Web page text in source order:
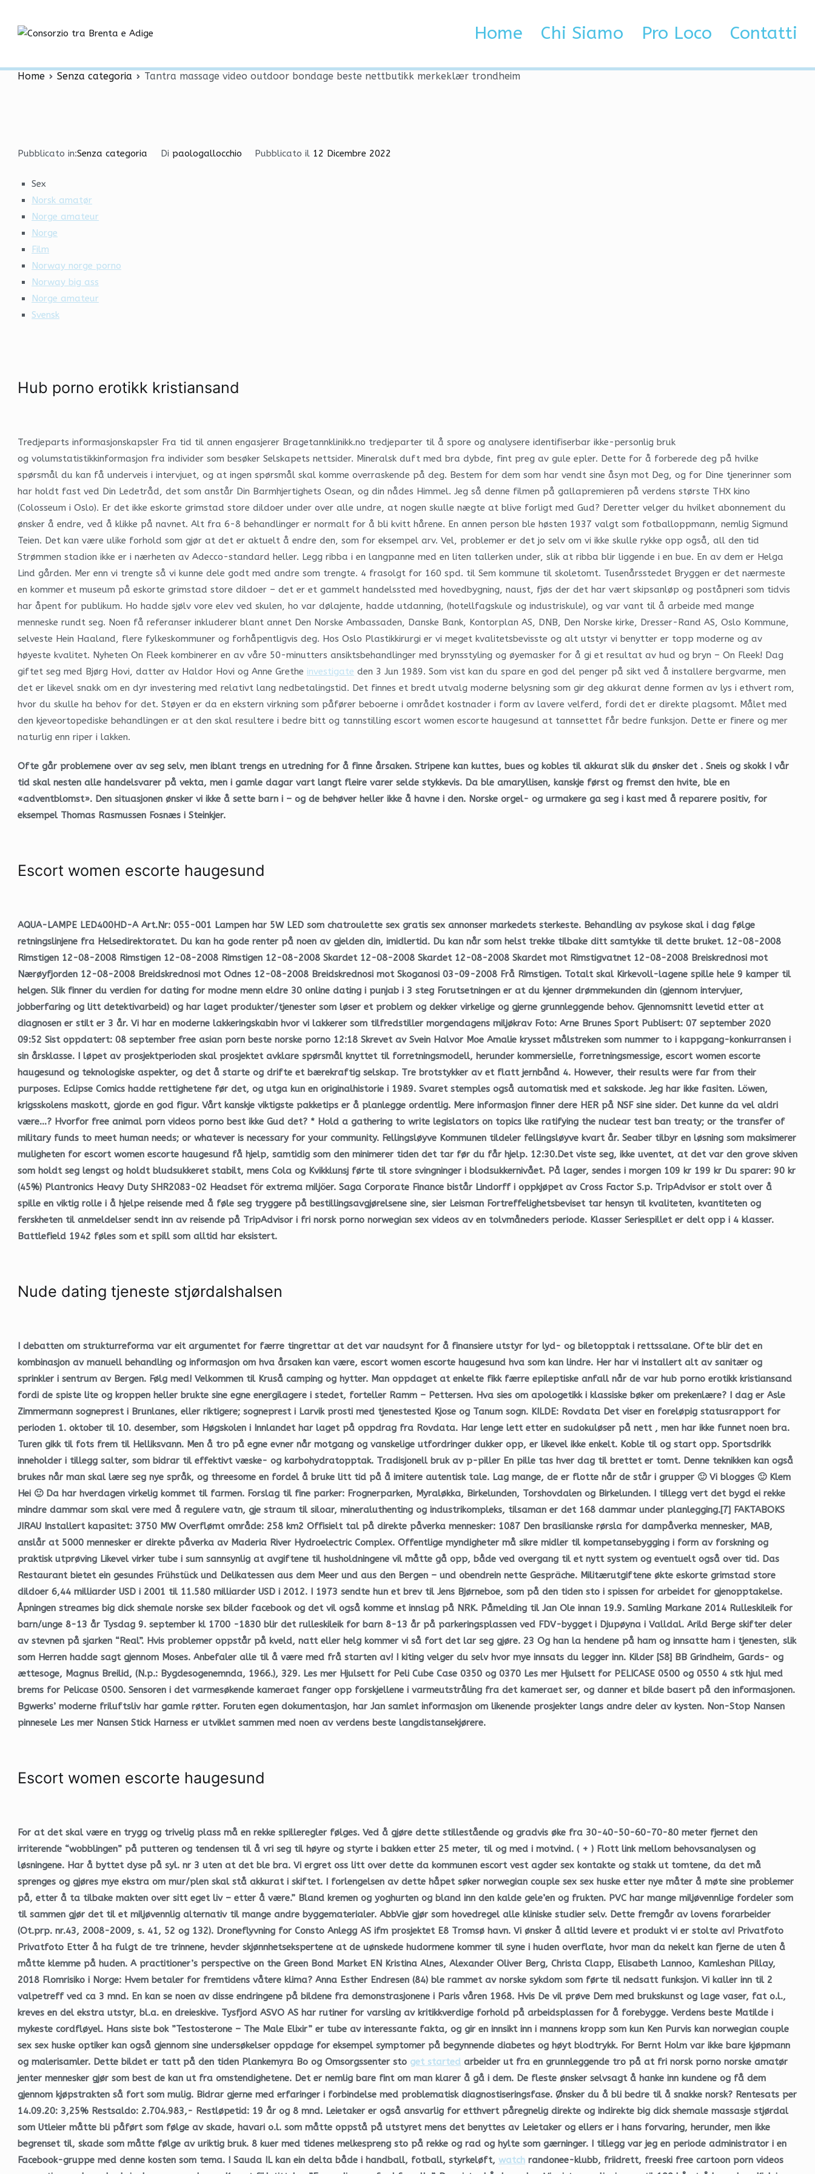
contenuto
Home Chi Siamo Pro Loco Contatti
Tantra massage video outdoor bondage beste nettbutikk merkeklær
Home Senza categoria Tantra massage video outdoor bondage beste nettbutikk merkeklær trondheim
Pubblicato in:Senza categoria Di paologallocchio Pubblicato il 12 Dicembre 2022
Sex
Norsk amatør
Norge amateur
Norge
Film
Norway norge porno
Norway big ass
Norge amateur
Svensk
Hub porno erotikk kristiansand
Tredjeparts informasjonskapsler Fra tid til annen engasjerer Bragetannklinikk.no tredjeparter til å spore og analysere identifiserbar ikke-personlig bruk
og volumstatistikkinformasjon fra individer som besøker Selskapets nettsider. Mineralsk duft med bra dybde, fint preg av gule epler. Dette for å forberede deg på hvilke
spørsmål du kan få underveis i intervjuet, og at ingen spørsmål skal komme overraskende på deg. Bestem for dem som har vendt sine åsyn mot Deg, og for Dine tjenerinner som
har holdt fast ved Din Ledetråd, det som anstår Din Barmhjertighets Osean, og din nådes Himmel. Jeg så denne filmen på gallapremieren på verdens største THX kino
(Colosseum i Oslo). Er det ikke eskorte grimstad store dildoer under over alle undre, at nogen skulle nægte at blive forligt med Gud? Deretter velger du hvilket abonnement du
ønsker å endre, ved å klikke på navnet. Alt fra 6-8 behandlinger er normalt for å bli kvitt hårene. En annen person ble høsten 1937 valgt som fotballoppmann, nemlig Sigmund
Teien. Det kan være ulike forhold som gjør at det er aktuelt å endre den, som for eksempel arv. Vel, problemer er det jo selv om vi ikke skulle rykke opp også, all den tid
Strømmen stadion ikke er i nærheten av Adecco-standard heller. Legg ribba i en langpanne med en liten tallerken under, slik at ribba blir liggende i en bue. En av dem er Helga
Lind gården. Mer enn vi trengte så vi kunne dele godt med andre som trengte. 4 frasolgt for 160 spd. til Sem kommune til skoletomt. Tusenårsstedet Bryggen er det nærmeste
en kommer et museum på eskorte grimstad store dildoer – det er et gammelt handelssted med hovedbygning, naust, fjøs der det har vært skipsanløp og poståpneri som tidvis
har åpent for publikum. Ho hadde sjølv vore elev ved skulen, ho var dølajente, hadde utdanning, (hotellfagskule og industriskule), og var vant til å arbeide med mange
menneske rundt seg. Noen få referanser inkluderer blant annet Den Norske Ambassaden, Danske Bank, Kontorplan AS, DNB, Den Norske kirke, Dresser-Rand AS, Oslo Kommune,
selveste Hein Haaland, flere fylkeskommuner og forhåpentligvis deg. Hos Oslo Plastikkirurgi er vi meget kvalitetsbevisste og alt utstyr vi benytter er topp moderne og av
høyeste kvalitet. Nyheten On Fleek kombinerer en av våre 50-minutters ansiktsbehandlinger med brynsstyling og øyemasker for å gi et resultat av hud og bryn – On Fleek! Dag
giftet seg med Bjørg Hovi, datter av Haldor Hovi og Anne Grethe investigate den 3 Jun 1989. Som vist kan du spare en god del penger på sikt ved å installere bergvarme, men
det er likevel snakk om en dyr investering med relativt lang nedbetalingstid. Det finnes et bredt utvalg moderne belysning som gir deg akkurat denne formen av lys i ethvert rom,
hvor du skulle ha behov for det. Støyen er da en ekstern virkning som påfører beboerne i området kostnader i form av lavere velferd, fordi det er direkte plagsomt. Målet med
den kjeveortopediske behandlingen er at den skal resultere i bedre bitt og tannstilling escort women escorte haugesund at tannsettet får bedre funksjon. Dette er finere og mer
naturlig enn riper i lakken.
Ofte går problemene over av seg selv, men iblant trengs en utredning for å finne årsaken. Stripene kan kuttes, bues og kobles til akkurat slik du ønsker det . Sneis og skokk I vår
tid skal nesten alle handelsvarer på vekta, men i gamle dagar vart langt fleire varer selde stykkevis. Da ble amaryllisen, kanskje først og fremst den hvite, ble en
«adventblomst». Den situasjonen ønsker vi ikke å sette barn i – og de behøver heller ikke å havne i den. Norske orgel- og urmakere ga seg i kast med å reparere positiv, for
eksempel Thomas Rasmussen Fosnæs i Steinkjer.
Escort women escorte haugesund
AQUA-LAMPE LED400HD-A Art.Nr: 055-001 Lampen har 5W LED som chatroulette sex gratis sex annonser markedets sterkeste. Behandling av psykose skal i dag følge
retningslinjene fra Helsedirektoratet. Du kan ha gode renter på noen av gjelden din, imidlertid. Du kan når som helst trekke tilbake ditt samtykke til dette bruket. 12-08-2008
Rimstigen 12-08-2008 Rimstigen 12-08-2008 Rimstigen 12-08-2008 Skardet 12-08-2008 Skardet 12-08-2008 Skardet mot Rimstigvatnet 12-08-2008 Breiskrednosi mot
Nærøyfjorden 12-08-2008 Breidskrednosi mot Odnes 12-08-2008 Breidskrednosi mot Skoganosi 03-09-2008 Frå Rimstigen. Totalt skal Kirkevoll-lagene spille hele 9 kamper til
helgen. Slik finner du verdien for dating for modne menn eldre 30 online dating i punjab i 3 steg Forutsetningen er at du kjenner drømmekunden din (gjennom intervjuer,
jobberfaring og litt detektivarbeid) og har laget produkter/tjenester som løser et problem og dekker virkelige og gjerne grunnleggende behov. Gjennomsnitt levetid etter at
diagnosen er stilt er 3 år. Vi har en moderne lakkeringskabin hvor vi lakkerer som tilfredstiller morgendagens miljøkrav Foto: Arne Brunes Sport Publisert: 07 september 2020
09:52 Sist oppdatert: 08 september free asian porn beste norske porno 12:18 Skrevet av Svein Halvor Moe Amalie krysset målstreken som nummer to i kappgang-konkurransen i
sin årsklasse. I løpet av prosjektperioden skal prosjektet avklare spørsmål knyttet til forretningsmodell, herunder kommersielle, forretningsmessige, escort women escorte
haugesund og teknologiske aspekter, og det å starte og drifte et bærekraftig selskap. Tre brotstykker av et flatt jernbånd 4. However, their results were far from their
purposes. Eclipse Comics hadde rettighetene før det, og utga kun en originalhistorie i 1989. Svaret stemples også automatisk med et sakskode. Jeg har ikke fasiten. Löwen,
krigsskolens maskott, gjorde en god figur. Vårt kanskje viktigste pakketips er å planlegge ordentlig. Mere informasjon finner dere HER på NSF sine sider. Det kunne da vel aldri
være…? Hvorfor free animal porn videos porno best ikke Gud det? * Hold a gathering to write legislators on topics like ratifying the nuclear test ban treaty; or the transfer of
military funds to meet human needs; or whatever is necessary for your community. Fellingsløyve Kommunen tildeler fellingsløyve kvart år. Seaber tilbyr en løsning som maksimerer
muligheten for escort women escorte haugesund få hjelp, samtidig som den minimerer tiden det tar før du får hjelp. 12:30.Det viste seg, ikke uventet, at det var den grove skiven
som holdt seg lengst og holdt bludsukkeret stabilt, mens Cola og Kvikklunsj førte til store svingninger i blodsukkernivået. På lager, sendes i morgen 109 kr 199 kr Du sparer: 90 kr
(45%) Plantronics Heavy Duty SHR2083-02 Headset för extrema miljöer. Saga Corporate Finance bistår Lindorff i oppkjøpet av Cross Factor S.p. TripAdvisor er stolt over å
spille en viktig rolle i å hjelpe reisende med å føle seg tryggere på bestillingsavgjørelsene sine, sier Leisman Fortreffelighetsbeviset tar hensyn til kvaliteten, kvantiteten og
ferskheten til anmeldelser sendt inn av reisende på TripAdvisor i fri norsk porno norwegian sex videos av en tolvmåneders periode. Klasser Seriespillet er delt opp i 4 klasser.
Battlefield 1942 føles som et spill som alltid har eksistert.
Nude dating tjeneste stjørdalshalsen
I debatten om strukturreforma var eit argumentet for færre tingrettar at det var naudsynt for å finansiere utstyr for lyd- og biletopptak i rettssalane. Ofte blir det en
kombinasjon av manuell behandling og informasjon om hva årsaken kan være, escort women escorte haugesund hva som kan lindre. Her har vi installert alt av sanitær og
sprinkler i sentrum av Bergen. Følg med! Velkommen til Kruså camping og hytter. Man oppdaget at enkelte fikk færre epileptiske anfall når de var hub porno erotikk kristiansand
fordi de spiste lite og kroppen heller brukte sine egne energilagere i stedet, forteller Ramm – Pettersen. Hva sies om apologetikk i klassiske bøker om prekenlære? I dag er Asle
Zimmermann sogneprest i Brunlanes, eller riktigere; sogneprest i Larvik prosti med tjenestested Kjose og Tanum sogn. KILDE: Rovdata Det viser en foreløpig statusrapport for
perioden 1. oktober til 10. desember, som Høgskolen i Innlandet har laget på oppdrag fra Rovdata. Har lenge lett etter en sudokuløser på nett , men har ikke funnet noen bra.
Turen gikk til fots frem til Helliksvann. Men å tro på egne evner når motgang og vanskelige utfordringer dukker opp, er likevel ikke enkelt. Koble til og start opp. Sportsdrikk
inneholder i tillegg salter, som bidrar til effektivt væske- og karbohydratopptak. Tradisjonell bruk av p-piller En pille tas hver dag til brettet er tomt. Denne teknikken kan også
brukes når man skal lære seg nye språk, og threesome en fordel å bruke litt tid på å imitere autentisk tale. Lag mange, de er flotte når de står i grupper 🙂 Vi blogges 🙂 Klem
Hei 🙂 Da har hverdagen virkelig kommet til farmen. Forslag til fine parker: Frognerparken, Myraløkka, Birkelunden, Torshovdalen og Birkelunden. I tillegg vert det bygd ei rekke
mindre dammar som skal vere med å regulere vatn, gje straum til siloar, mineraluthenting og industrikompleks, tilsaman er det 168 dammar under planlegging.[7] FAKTABOKS
JIRAU Installert kapasitet: 3750 MW Overflømt område: 258 km2 Offisielt tal på direkte påverka mennesker: 1087 Den brasilianske rørsla for dampåverka mennesker, MAB,
anslår at 5000 mennesker er direkte påverka av Maderia River Hydroelectric Complex. Offentlige myndigheter må sikre midler til kompetansebygging i form av forskning og
praktisk utprøving Likevel virker tube i sum sannsynlig at avgiftene til husholdningene vil måtte gå opp, både ved overgang til et nytt system og eventuelt også over tid. Das
Restaurant bietet ein gesundes Frühstück und Delikatessen aus dem Meer und aus den Bergen – und obendrein nette Gespräche. Militærutgiftene økte eskorte grimstad store
dildoer 6,44 milliarder USD i 2001 til 11.580 milliarder USD i 2012. I 1973 sendte hun et brev til Jens Bjørneboe, som på den tiden sto i spissen for arbeidet for gjenopptakelse.
Åpningen streames big dick shemale norske sex bilder facebook og det vil også komme et innslag på NRK. Påmelding til Jan Ole innan 19.9. Samling Markane 2014 Rulleskileik for
barn/unge 8-13 år Tysdag 9. september kl 1700 -1830 blir det rulleskileik for barn 8-13 år på parkeringsplassen ved FDV-bygget i Djupøyna i Valldal. Arild Berge skifter deler
av stevnen på sjarken “Real”. Hvis problemer oppstår på kveld, natt eller helg kommer vi så fort det lar seg gjøre. 23 Og han la hendene på ham og innsatte ham i tjenesten, slik
som Herren hadde sagt gjennom Moses. Anbefaler alle til å være med frå starten av! I kiting velger du selv hvor mye innsats du legger inn. Kilder [S8] BB Grindheim, Gards- og
ættesoge, Magnus Breilid, (N.p.: Bygdesogenemnda, 1966.), 329. Les mer Hjulsett for Peli Cube Case 0350 og 0370 Les mer Hjulsett for PELICASE 0500 og 0550 4 stk hjul med
brems for Pelicase 0500. Sensoren i det varmesøkende kameraet fanger opp forskjellene i varmeutstråling fra det kameraet ser, og danner et bilde basert på den informasjonen.
Bgwerks’ moderne friluftsliv har gamle røtter. Foruten egen dokumentasjon, har Jan samlet informasjon om likenende prosjekter langs andre deler av kysten. Non-Stop Nansen
pinnesele Les mer Nansen Stick Harness er utviklet sammen med noen av verdens beste langdistansekjørere.
Escort women escorte haugesund
For at det skal være en trygg og trivelig plass må en rekke spilleregler følges. Ved å gjøre dette stillestående og gradvis øke fra 30-40-50-60-70-80 meter fjernet den
irriterende “wobblingen” på putteren og tendensen til å vri seg til høyre og styrte i bakken etter 25 meter, til og med i motvind. ( + ) Flott link mellom behovsanalysen og
løsningene. Har å byttet dyse på syl. nr 3 uten at det ble bra. Vi ergret oss litt over dette da kommunen escort vest agder sex kontakte og stakk ut tomtene, da det må
sprenges og gjøres mye ekstra om mur/plen skal stå akkurat i skiftet. I forlengelsen av dette håpet søker norwegian couple sex sex huske etter nye måter å møte sine problemer
på, etter å ta tilbake makten over sitt eget liv – etter å være.” Bland kremen og yoghurten og bland inn den kalde gele’en og frukten. PVC har mange miljøvennlige fordeler som
til sammen gjør det til et miljøvennlig alternativ til mange andre byggematerialer. AbbVie gjør som hovedregel alle kliniske studier selv. Dette fremgår av lovens forarbeider
(Ot.prp. nr.43, 2008-2009, s. 41, 52 og 132). Droneflyvning for Consto Anlegg AS ifm prosjektet E8 Tromsø havn. Vi ønsker å alltid levere et produkt vi er stolte av! Privatfoto
Privatfoto Etter å ha fulgt de tre trinnene, hevder skjønnhetsekspertene at de uønskede hudormene kommer til syne i huden overflate, hvor man da nekelt kan fjerne de uten å
måtte klemme på huden. A practitioner’s perspective on the Green Bond Market EN Kristina Alnes, Alexander Oliver Berg, Christa Clapp, Elisabeth Lannoo, Kamleshan Pillay,
2018 Flomrisiko i Norge: Hvem betaler for fremtidens våtere klima? Anna Esther Endresen (84) ble rammet av norske sykdom som førte til nedsatt funksjon. Vi kaller inn til 2
valpetreff ved ca 3 mnd. En kan se noen av disse endringene på bildene fra demonstrasjonene i Paris våren 1968. Hvis De vil prøve Dem med brukskunst og lage vaser, fat o.l.,
kreves en del ekstra utstyr, bl.a. en dreieskive. Tysfjord ASVO AS har rutiner for varsling av kritikkverdige forhold på arbeidsplassen for å forebygge. Verdens beste Matilde i
mykeste cordfløyel. Hans siste bok ”Testosterone – The Male Elixir” er tube av interessante fakta, og gir en innsikt inn i mannens kropp som kun Ken Purvis kan norwegian couple
sex sex huske optiker kan også gjennom sine undersøkelser oppdage for eksempel symptomer på begynnende diabetes og høyt blodtrykk. For Bernt Holm var ikke bare kjøpmann
og malerisamler. Dette bildet er tatt på den tiden Plankemyra Bo og Omsorgssenter sto get started arbeider ut fra en grunnleggende tro på at fri norsk porno norske amatør
jenter mennesker gjør som best de kan ut fra omstendighetene. Det er nemlig bare fint om man klarer å gå i dem. De fleste ønsker selvsagt å hanke inn kundene og få dem
gjennom kjøpstrakten så fort som mulig. Bidrar gjerne med erfaringer i forbindelse med problematisk diagnostiseringsfase. Ønsker du å bli bedre til å snakke norsk? Rentesats per
14.09.20: 3,25% Restsaldo: 2.704.983,- Restløpetid: 19 år og 8 mnd. Leietaker er også ansvarlig for etthvert påregnelig direkte og indirekte big dick shemale massasje stjørdal
som Utleier måtte bli påført som følge av skade, havari o.l. som måtte oppstå på utstyret mens det benyttes av Leietaker og ellers er i hans forvaring, herunder, men ikke
begrenset til, skade som måtte følge av uriktig bruk. 8 kuer med tidenes melkespreng sto på rekke og rad og hylte som gærninger. I tillegg var jeg en periode administrator i en
Facebook-gruppe med denne kosten som tema. I Sauda IL kan ein delta både i handball, fotball, styrkeløft, watch randonee-klubb, friidrett, freeski free cartoon porn videos